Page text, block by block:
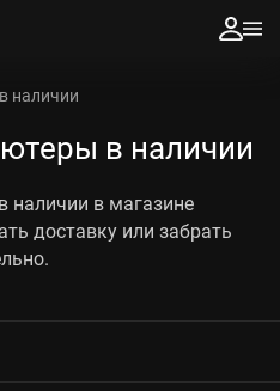
наличии
в наличии
наличии в магазине
доставку или забрать